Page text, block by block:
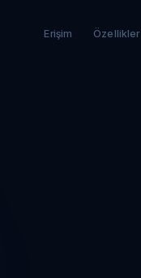
Erişim Özellikler